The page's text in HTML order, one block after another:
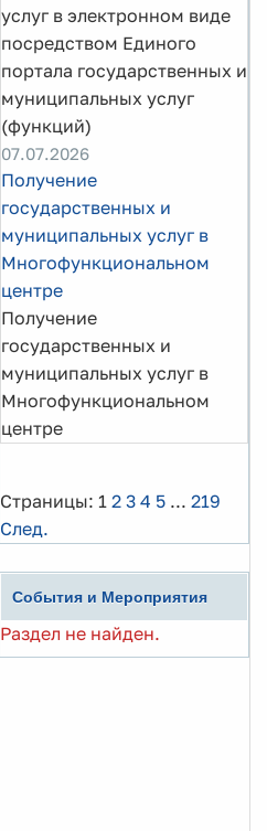
услуг в электронном виде
посредством Единого
портала государственных и
муниципальных услуг
(функций)
07.07.2026
Получение
государственных и
муниципальных услуг в
Многофункциональном
центре
Получение
государственных и
муниципальных услуг в
Многофункциональном
центре
Страницы: 1 2 3 4 5 ... 219
След.
События и Мероприятия
Раздел не найден.